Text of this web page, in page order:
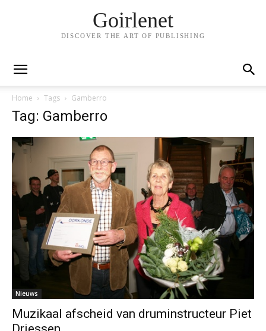
Goirlenet
DISCOVER THE ART OF PUBLISHING
Home Tags Gamberro
Tag: Gamberro
Nieuws
Muzikaal afscheid van druminstructeur Piet